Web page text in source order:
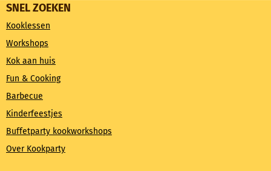
SNEL ZOEKEN
Kooklessen
Workshops
Kok aan huis
Fun & Cooking
Barbecue
Kinderfeestjes
Buffetparty kookworkshops
Over Kookparty